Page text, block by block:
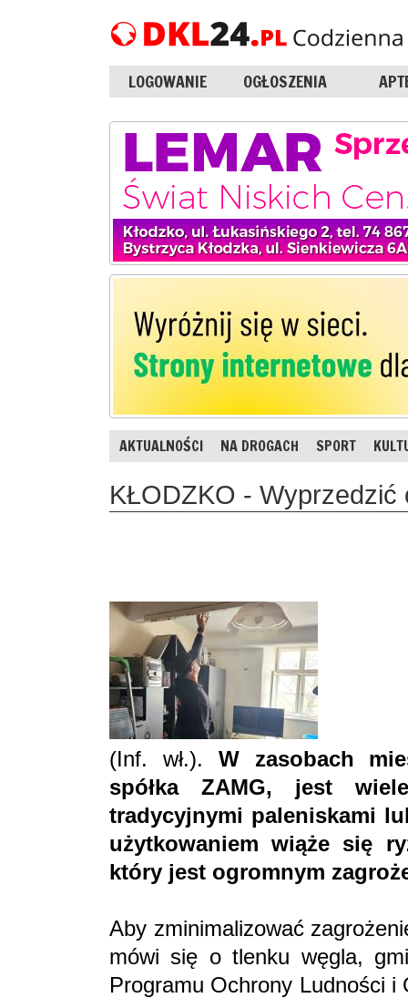
LOGOWANIE OGŁOSZENIA
AKTUALNOŚCI NA DROGACH SPORT
KŁODZKO - Wyprzedzić
(Inf. wł.). W zasobach
spółka ZAMG, jest
tradycyjnymi paleniskami
użytkowaniem wiąże się
który jest ogromnym
Aby zminimalizować
mówi się o tlenku węgla,
Programu Ochrony Ludności i